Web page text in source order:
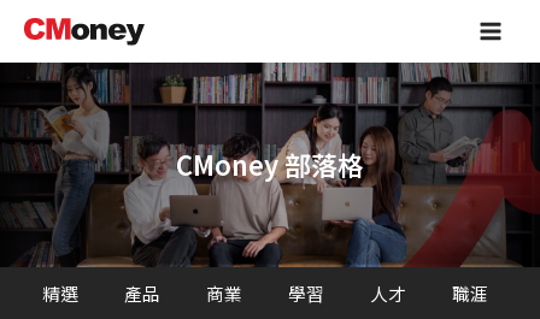
主
容
Main
CMoney 部落格
精選 產品 商業 學習 人才 職涯